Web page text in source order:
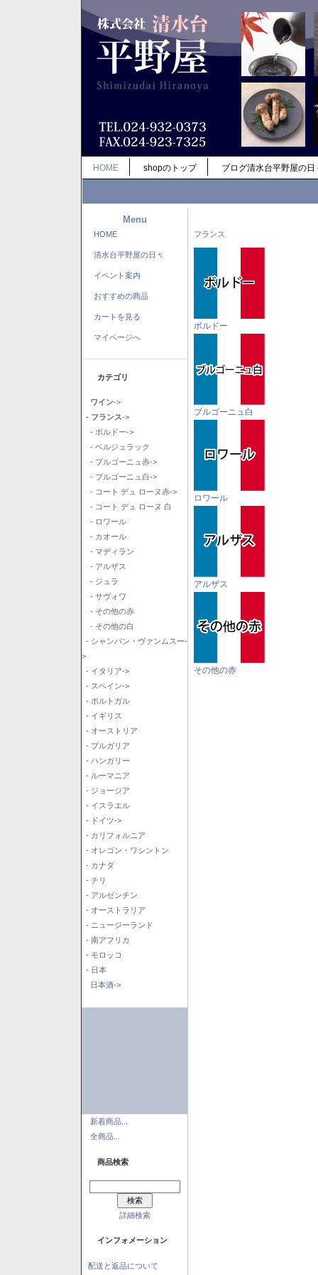
HOME shopのトップ ブログ清水台平野屋の日
Menu
HOME
清水台平野屋の日々
イベント案内
おすすめの商品
カートを見る
マイページへ
カテゴリ
ワイン->
- フランス->
- ボルドー->
- ベルジュラック
- ブルゴーニュ赤->
- ブルゴーニュ白->
- コート デュ ローヌ赤->
- コート デュ ローヌ 白
- ロワール
- カオール
- マディラン
- アルザス
- ジュラ
- サヴォワ
- その他の赤
- その他の白
- シャンパン・ヴァンムスー-
>
- イタリア->
- スペイン->
- ポルトガル
- イギリス
- オーストリア
- ブルガリア
- ハンガリー
- ルーマニア
- ジョージア
- イスラエル
- ドイツ->
- カリフォルニア
- オレゴン・ワシントン
- カナダ
- チリ
- アルゼンチン
- オーストラリア
- ニュージーランド
- 南アフリカ
- モロッコ
- 日本
日本酒->
新着商品...
全商品...
商品検索
詳細検索
インフォメーション
配送と返品について
フランス
ボルドー
ブルゴーニュ白
ロワール
アルザス
その他の赤